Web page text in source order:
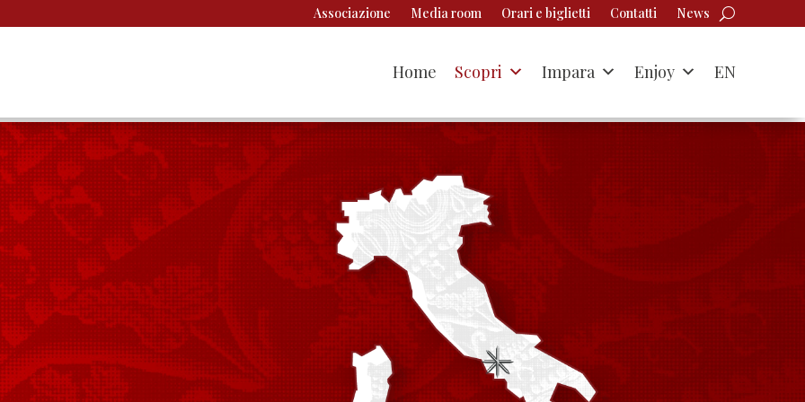
Associazione Media room Orari e biglietti Contatti News
Home Scopri Impara Enjoy EN